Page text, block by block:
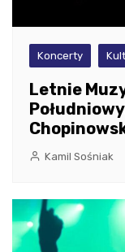
Koncerty
Letnie
Kamil Sośniak